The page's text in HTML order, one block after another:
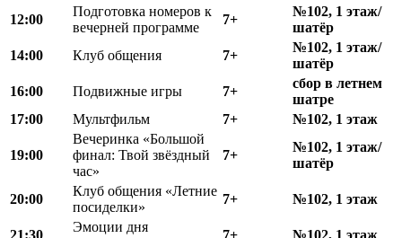
12:00
Подготовка номеров к
вечерней программе
7+
№102, 1 этаж/
шатёр
14:00
Клуб общения 7+
№102, 1 этаж/
шатёр
16:00
Подвижные игры 7+
сбор в летнем
шатре
17:00
Мультфильм 7+ №102, 1 этаж
19:00
Вечеринка «Большой
финал: Твой звёздный
час»
7+
№102, 1 этаж/
шатёр
20:00
Клуб общения «Летние
посиделки»
7+ №102, 1 этаж
21:30
Эмоции дня
7+ №102, 1 этаж